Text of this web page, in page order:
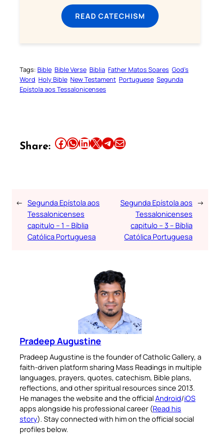
READ CATECHISM
Tags: Bible Bible Verse Biblia Father Matos Soares God’s
Word Holy Bible New Testament Portuguese Segunda
Epístola aos Tessalonicenses
Share: Share this article on Facebook Share this article on WhatsApp Share this article on LinkedIn Share this article on X Share this article on TelegramEmail this Article
← Segunda Epístola aos
Tessalonicenses
capitulo – 1 – Bíblia
Católica Portuguesa
Segunda Epístola aos
Tessalonicenses
capitulo – 3 – Bíblia
Católica Portuguesa
→
Pradeep Augustine
Pradeep Augustine is the founder of Catholic Gallery, a
faith-driven platform sharing Mass Readings in multiple
languages, prayers, quotes, catechism, Bible plans,
reflections, and other spiritual resources since 2013.
He manages the website and the officialAndroid/iOS
apps alongside his professional career (Read his
story). Stay connected with him on the official social
profiles below.